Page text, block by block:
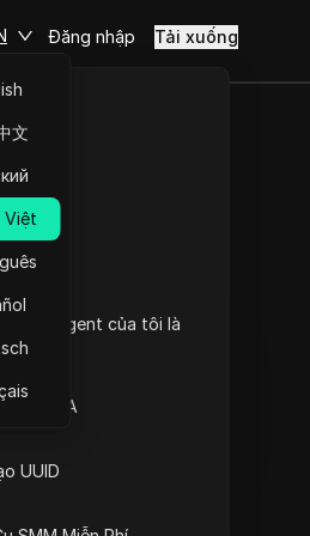
User Agent của tôi là
mã 2FA
UUID
文
Việt
Đăng nhập Tải xuống
ChatGPT
về trang này
Claude